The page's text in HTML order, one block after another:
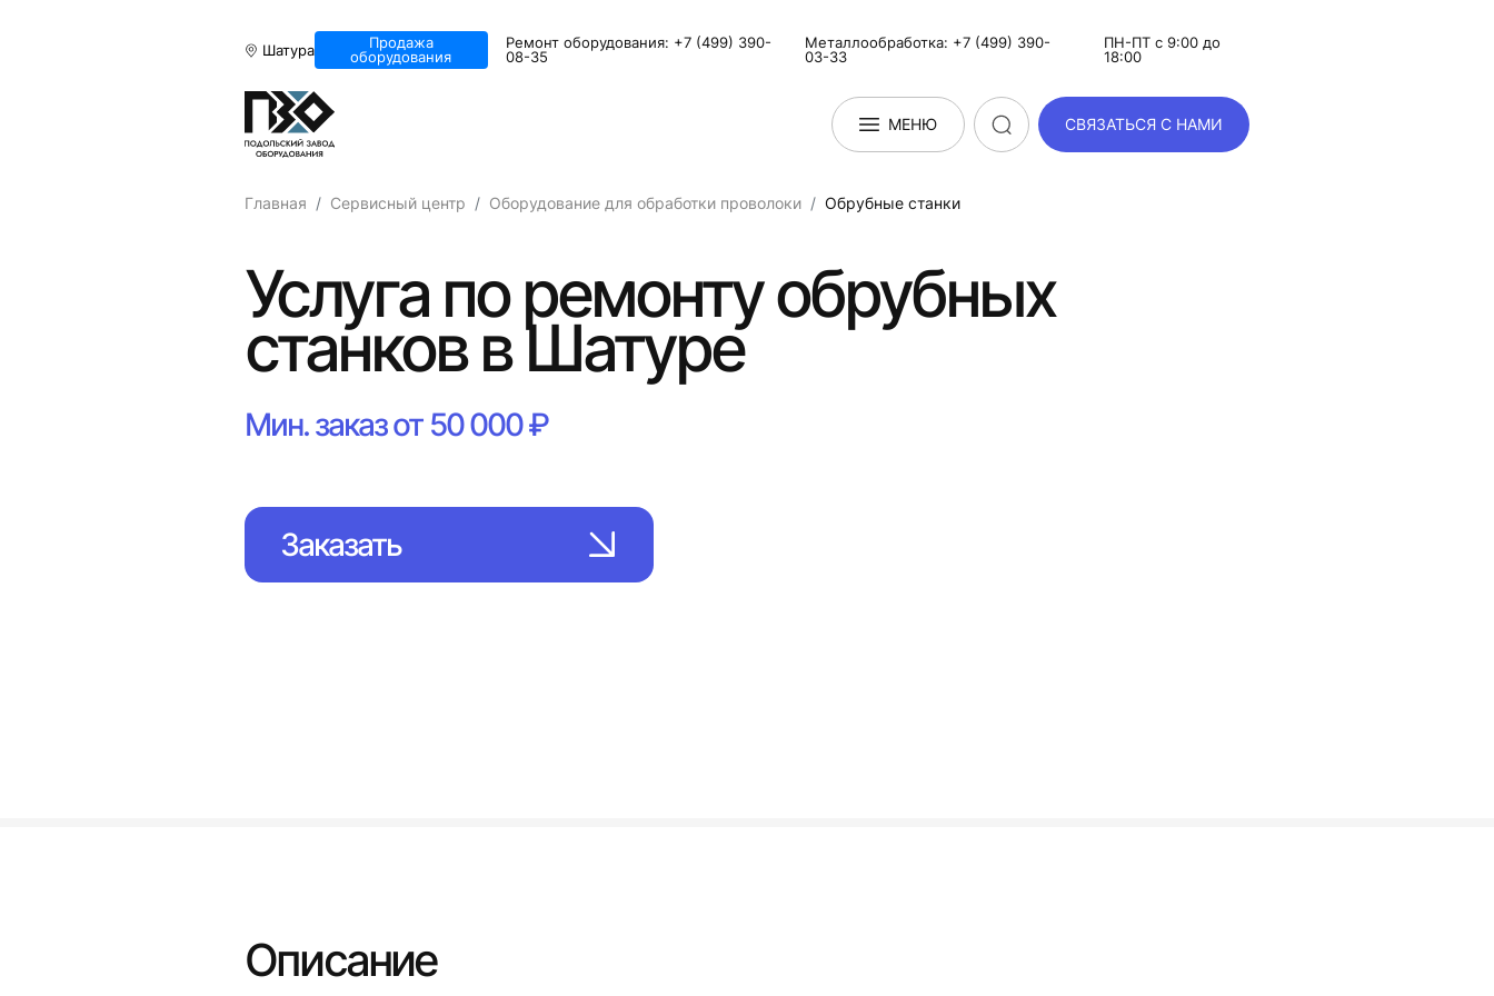
Шатура
Продажа
оборудования
Ремонт оборудования: +7 (499) 390-
08-35
Металлообработка: +7 (499) 390-
03-33
ПН-ПТ с 9:00 до
18:00
МЕНЮ СВЯЗАТЬСЯ С НАМИ
Главная Сервисный центр Оборудование для обработки проволоки Обрубные станки
Услуга по ремонту обрубных
станков в Шатуре
Мин. заказ от 50 000 ₽
Заказать
Описание